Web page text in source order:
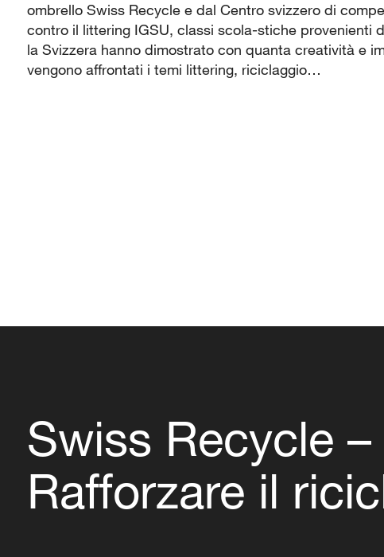
ombrello Swiss Recycle e dal Centro svizzero di
contro il littering IGSU, classi scola-stiche provenienti
la Svizzera hanno dimostrato con quanta creatività e
vengono affrontati i temi littering, riciclaggio…
Swiss Recycle –
Rafforzare il